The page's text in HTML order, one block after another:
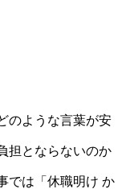
のような言葉が安
担とならないのか
では「休職明け か